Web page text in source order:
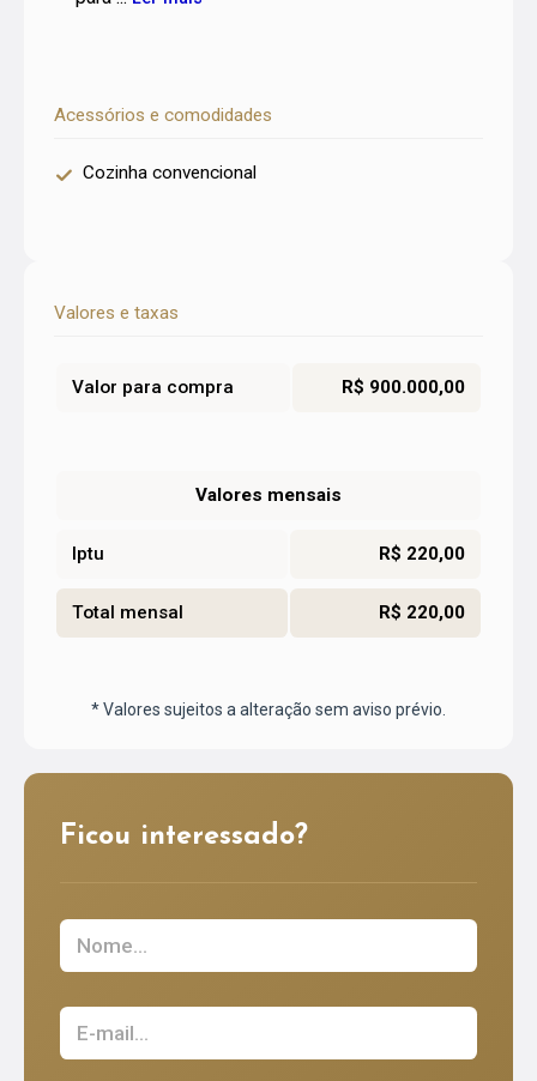
Acessórios e comodidades
Cozinha convencional
Valores e taxas
Valor para compra R$ 900.000,00
Valores mensais
Iptu R$ 220,00
Total mensal R$ 220,00
* Valores sujeitos a alteração sem aviso prévio.
Ficou interessado?